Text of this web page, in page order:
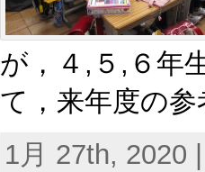
が，４,５,６年
て，来年度の
1月 27th, 2020